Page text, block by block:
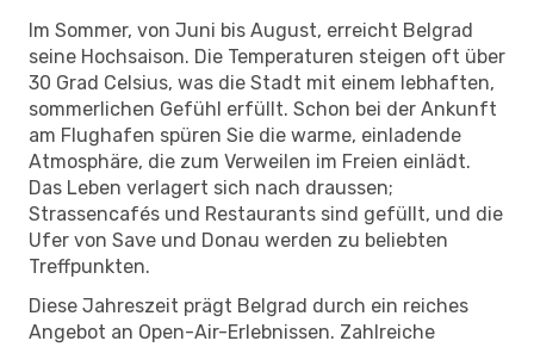
Im Sommer, von Juni bis August, erreicht Belgrad
seine Hochsaison. Die Temperaturen steigen oft über
30 Grad Celsius, was die Stadt mit einem lebhaften,
sommerlichen Gefühl erfüllt. Schon bei der Ankunft
am Flughafen spüren Sie die warme, einladende
Atmosphäre, die zum Verweilen im Freien einlädt.
Das Leben verlagert sich nach draussen;
Strassencafés und Restaurants sind gefüllt, und die
Ufer von Save und Donau werden zu beliebten
Treffpunkten.
Diese Jahreszeit prägt Belgrad durch ein reiches
Angebot an Open-Air-Erlebnissen. Zahlreiche